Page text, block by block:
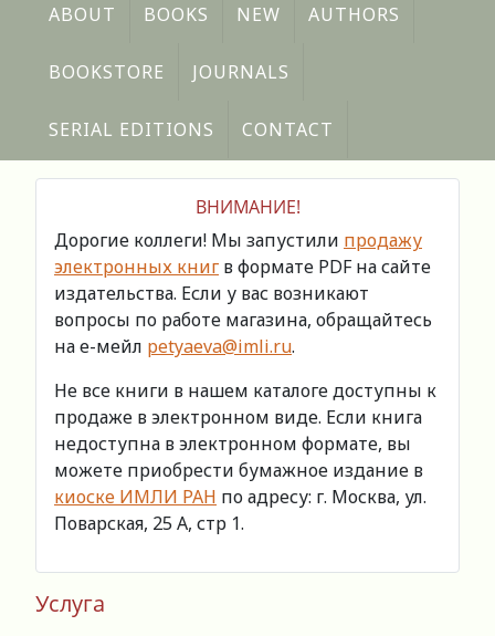
ABOUT BOOKS NEW AUTHORS
BOOKSTORE JOURNALS
SERIAL EDITIONS CONTACT
ВНИМАНИЕ!
Дорогие коллеги! Мы запустили продажу
электронных книг в формате PDF на сайте
издательства. Если у вас возникают
вопросы по работе магазина, обращайтесь
на е-мейл petyaeva@imli.ru.
Не все книги в нашем каталоге доступны к
продаже в электронном виде. Если книга
недоступна в электронном формате, вы
можете приобрести бумажное издание в
киоске ИМЛИ РАН по адресу: г. Москва, ул.
Поварская, 25 А, стр 1.
Услуга